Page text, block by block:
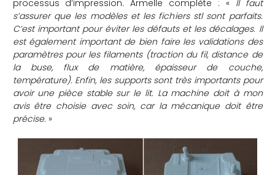
processus d’impression. Armelle complète : « Il faut
s’assurer que les modèles et les fichiers stl sont parfaits.
C’est important pour éviter les défauts et les décalages. Il
est également important de bien faire les validations des
paramètres pour les filaments (traction du fil, distance de
la buse, flux de matière, épaisseur de couche,
température). Enfin, les supports sont très importants pour
avoir une pièce stable sur le lit. La machine doit à mon
avis être choisie avec soin, car la mécanique doit être
précise. »